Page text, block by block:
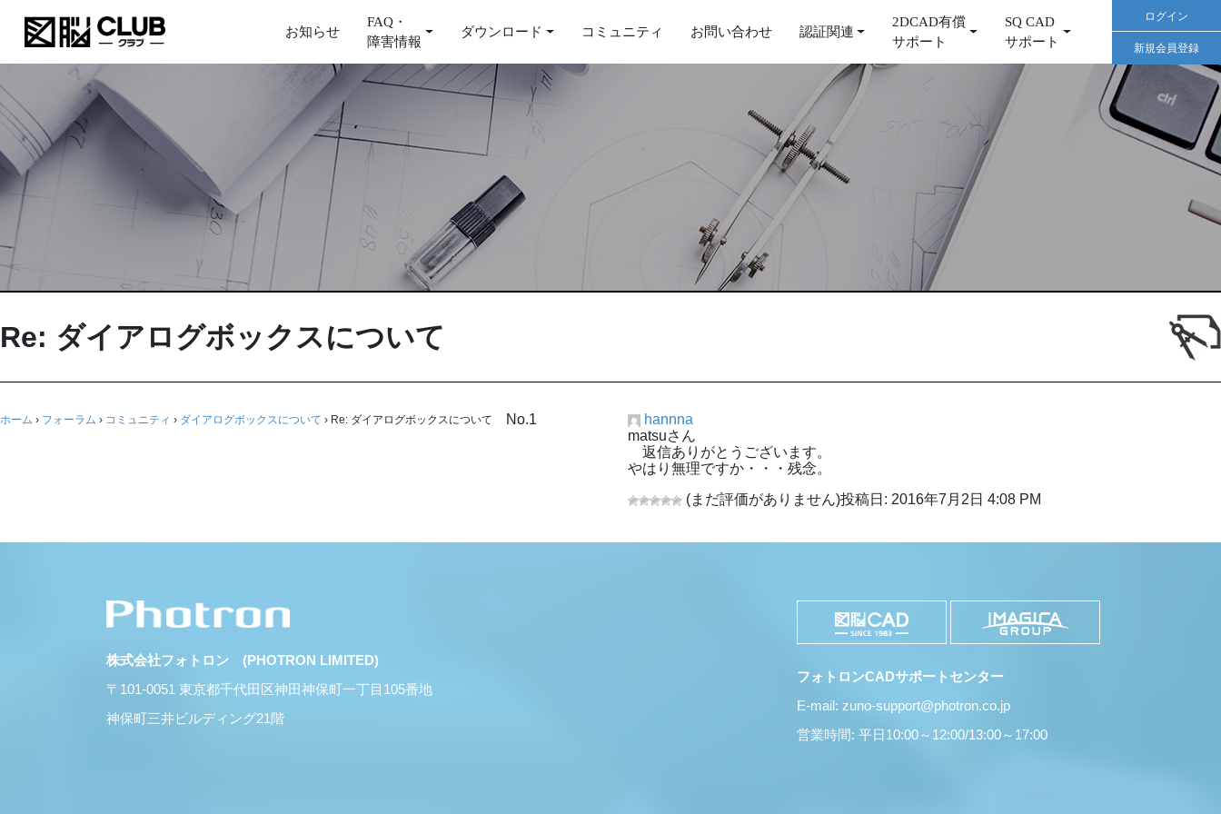
お知らせ
FAQ・
障害情報
ダウンロード コミュニティ お問い合わせ 認証関連
2DCAD有償
サポート
SQ CAD
サポート
ログイン
新規会員登録
Re: ダイアログボックスについて
ホーム › フォーラム › コミュニティ › ダイアログボックスについて › Re: ダイアログボックスについて No.1
hannna
matsuさん
返信ありがとうございます。
やはり無理ですか・・・残念。
(まだ評価がありません)投稿日: 2016年7月2日 4:08 PM
株式会社フォトロン (PHOTRON LIMITED)
〒101-0051 東京都千代田区神田神保町一丁目105番地
神保町三井ビルディング21階
フォトロンCADサポートセンター
E-mail: zuno-support@photron.co.jp
営業時間: 平日10:00～12:00/13:00～17:00